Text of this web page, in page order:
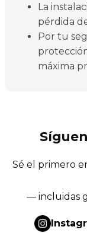
La
pérdida
Por tu
máxima
Sé el primero
— incluidas